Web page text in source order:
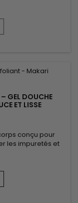
d’amande...
GEL DOUCHE
ET LISSE
conçu pour
les impuretés et
de jojoba, en
et en vitamines A,
à exfolier...